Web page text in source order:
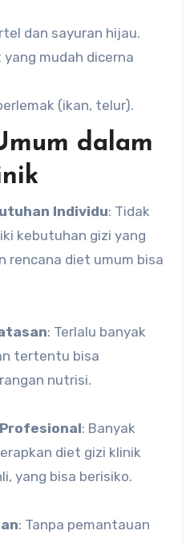
dan sayuran hijau.
mudah dicerna
(ikan, telur).
dalam
Individu: Tidak
kebutuhan gizi yang
rencana diet umum bisa
: Terlalu banyak
tertentu bisa
nutrisi.
Profesional: Banyak
diet gizi klinik
yang bisa berisiko.
: Tanpa pemantauan